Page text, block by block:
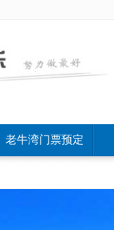
老牛湾门票预定